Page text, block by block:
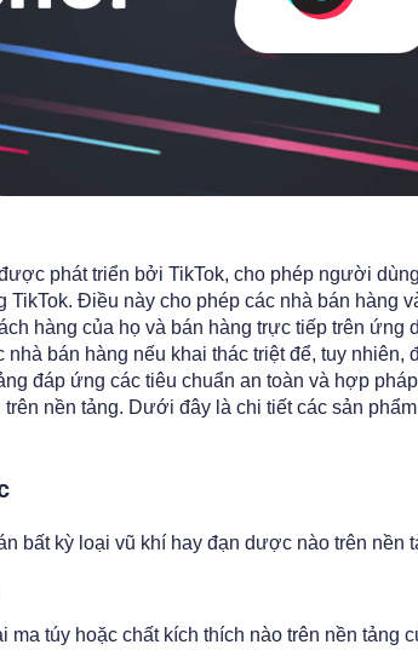
phát triển bởi TikTok, cho phép người
TikTok. Điều này cho phép các nhà bán hàng
hàng của họ và bán hàng trực tiếp trên ứng
nhà bán hàng nếu khai thác triệt để, tuy nhiên,
đáp ứng các tiêu chuẩn an toàn và hợp
nền tảng. Dưới đây là chi tiết các sản
bất kỳ loại vũ khí hay đạn dược nào trên nền
ma túy hoặc chất kích thích nào trên nền tảng